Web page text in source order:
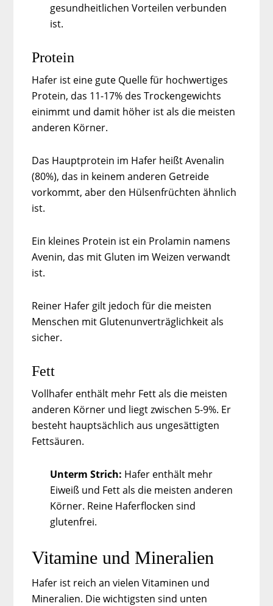
gesundheitlichen Vorteilen verbunden
ist.
Protein
Hafer ist eine gute Quelle für hochwertiges
Protein, das 11-17% des Trockengewichts
einimmt und damit höher ist als die meisten
anderen Körner.
Das Hauptprotein im Hafer heißt Avenalin
(80%), das in keinem anderen Getreide
vorkommt, aber den Hülsenfrüchten ähnlich
ist.
Ein kleines Protein ist ein Prolamin namens
Avenin, das mit Gluten im Weizen verwandt
ist.
Reiner Hafer gilt jedoch für die meisten
Menschen mit Glutenunverträglichkeit als
sicher.
Fett
Vollhafer enthält mehr Fett als die meisten
anderen Körner und liegt zwischen 5-9%. Er
besteht hauptsächlich aus ungesättigten
Fettsäuren.
Unterm Strich: Hafer enthält mehr
Eiweiß und Fett als die meisten anderen
Körner. Reine Haferflocken sind
glutenfrei.
Vitamine und Mineralien
Hafer ist reich an vielen Vitaminen und
Mineralien. Die wichtigsten sind unten